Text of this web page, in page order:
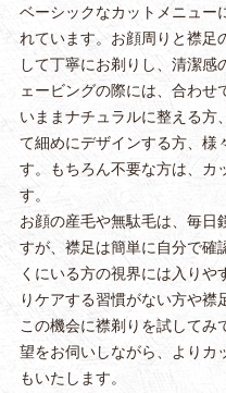
ベーシックなカットメニュー
れています。お顔周りと襟足
して丁寧にお剃りし、清潔
ェービングの際には、合わ
いままナチュラルに整える
て細めにデザインする方、様
す。もちろん不要な方は、カ
す。
お顔の産毛や無駄毛は、毎日
すが、襟足は簡単に自分で確
くにいる方の視界には入り
りケアする習慣がない方や
この機会に襟剃りを試して
望をお伺いしながら、よりカ
もいたします。